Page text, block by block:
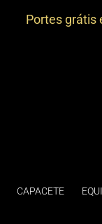
Portes grátis
CAPACETE